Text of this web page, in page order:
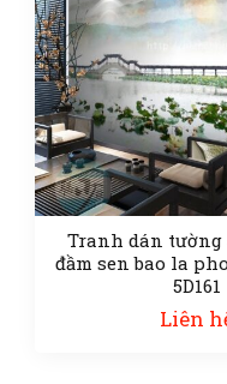
Tranh dán tường
đầm sen bao la
5D161
Liên